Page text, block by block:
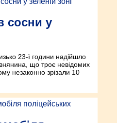
сосни у
23-ї години надійшло
що троє невідомих
незаконно зрізали 10